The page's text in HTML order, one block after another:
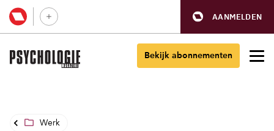
AANMELDEN
Bekijk abonnementen
Werk